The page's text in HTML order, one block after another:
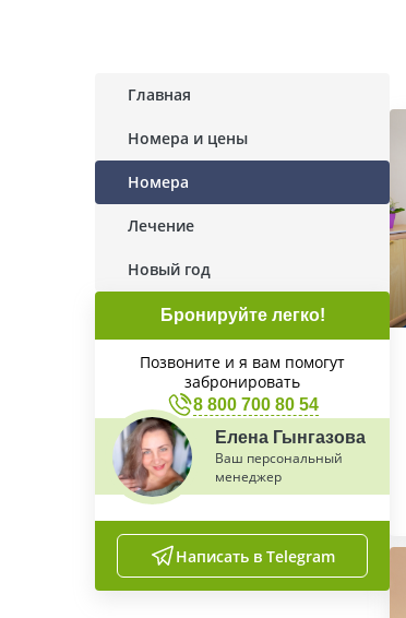
Главная
Номера и цены
Номера
Лечение
Новый год
Бронируйте легко!
Позвоните и я вам помогут
забронировать
8 800 700 80 54
Елена Гынгазова
Ваш персональный
менеджер
Написать в Telegram